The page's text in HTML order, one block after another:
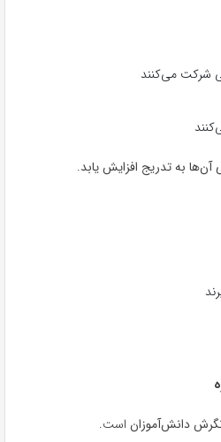
شرکت می‌کنند
به تدریج افزایش یابد.
دانش‌آموزان است.